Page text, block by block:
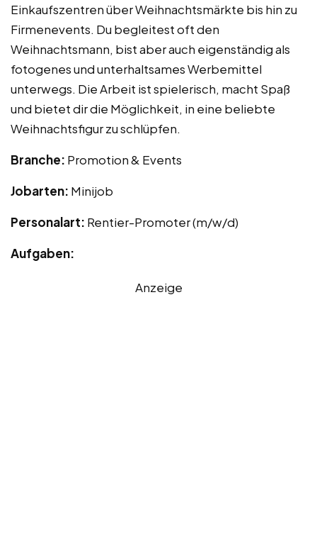
Einkaufszentren über Weihnachtsmärkte bis hin zu
Firmenevents. Du begleitest oft den
Weihnachtsmann, bist aber auch eigenständig als
fotogenes und unterhaltsames Werbemittel
unterwegs. Die Arbeit ist spielerisch, macht Spaß
und bietet dir die Möglichkeit, in eine beliebte
Weihnachtsfigur zu schlüpfen.
Branche: Promotion & Events
Jobarten: Minijob
Personalart: Rentier-Promoter (m/w/d)
Aufgaben:
Anzeige